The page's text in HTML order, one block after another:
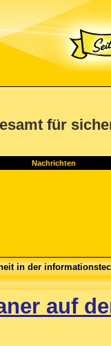
für
Nachrichten
in der
auf